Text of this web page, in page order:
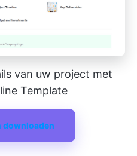
van uw project met
Template
downloaden